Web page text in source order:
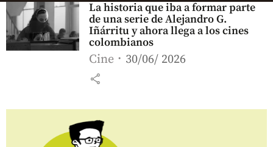
La historia que iba a formar parte
de una serie de Alejandro G.
Iñárritu y ahora llega a los cines
colombianos
Cine 30/06/ 2026
share